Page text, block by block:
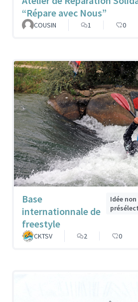
“Répare avec Nous”
COUSIN
1 0
Base
internationnale de
freestyle
Idée
CKTSV 2 0